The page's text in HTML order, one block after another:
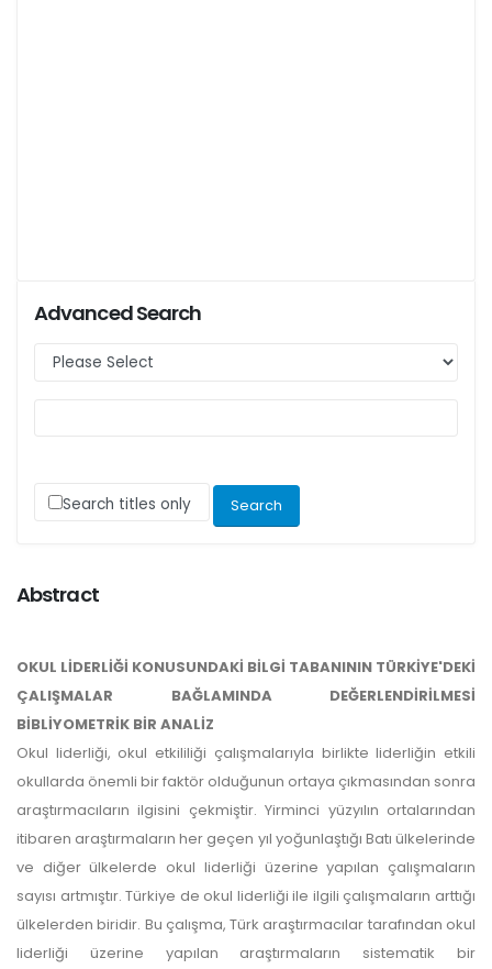
Advanced Search
Search titles only
Abstract
OKUL LİDERLİĞİ KONUSUNDAKİ BİLGİ TABANININ TÜRKİYE'DEKİ
ÇALIŞMALAR BAĞLAMINDA DEĞERLENDİRİLMESİ
BİBLİYOMETRİK BİR ANALİZ
Okul liderliği, okul etkililiği çalışmalarıyla birlikte liderliğin etkili
okullarda önemli bir faktör olduğunun ortaya çıkmasından sonra
araştırmacıların ilgisini çekmiştir. Yirminci yüzyılın ortalarından
itibaren araştırmaların her geçen yıl yoğunlaştığı Batı ülkelerinde
ve diğer ülkelerde okul liderliği üzerine yapılan çalışmaların
sayısı artmıştır. Türkiye de okul liderliği ile ilgili çalışmaların arttığı
ülkelerden biridir. Bu çalışma, Türk araştırmacılar tarafından okul
liderliği üzerine yapılan araştırmaların sistematik bir